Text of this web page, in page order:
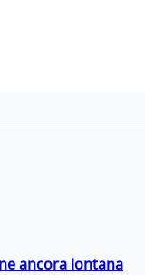
ancora lontana